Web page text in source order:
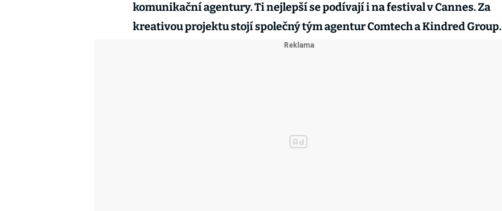
komunikační agentury. Ti nejlepší se podívají i na festival v Cannes. Za
kreativou projektu stojí společný tým agentur Comtech a Kindred Group.